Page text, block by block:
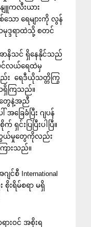
နျူကလီးယား
သော ရေများကို လွန်
ဒ္ဒရာထဲသို့ စတင်
ာနိသင် ရှိနေနိုင်သည်
င်လယ်ရေထဲမှ
း ရေဒီယိုသတ္တိကြွ
ကြသည်။
တွေနဲ့အညီ
ြေခံပြီး ဂျပန်
းပြပြီးပါပြီ။
ကွယ်မှုတွေကိုလည်း
ြားသည်။
စီ International
စိုးရိမ်စရာ မရှိ
းဝင် အစိုးရ